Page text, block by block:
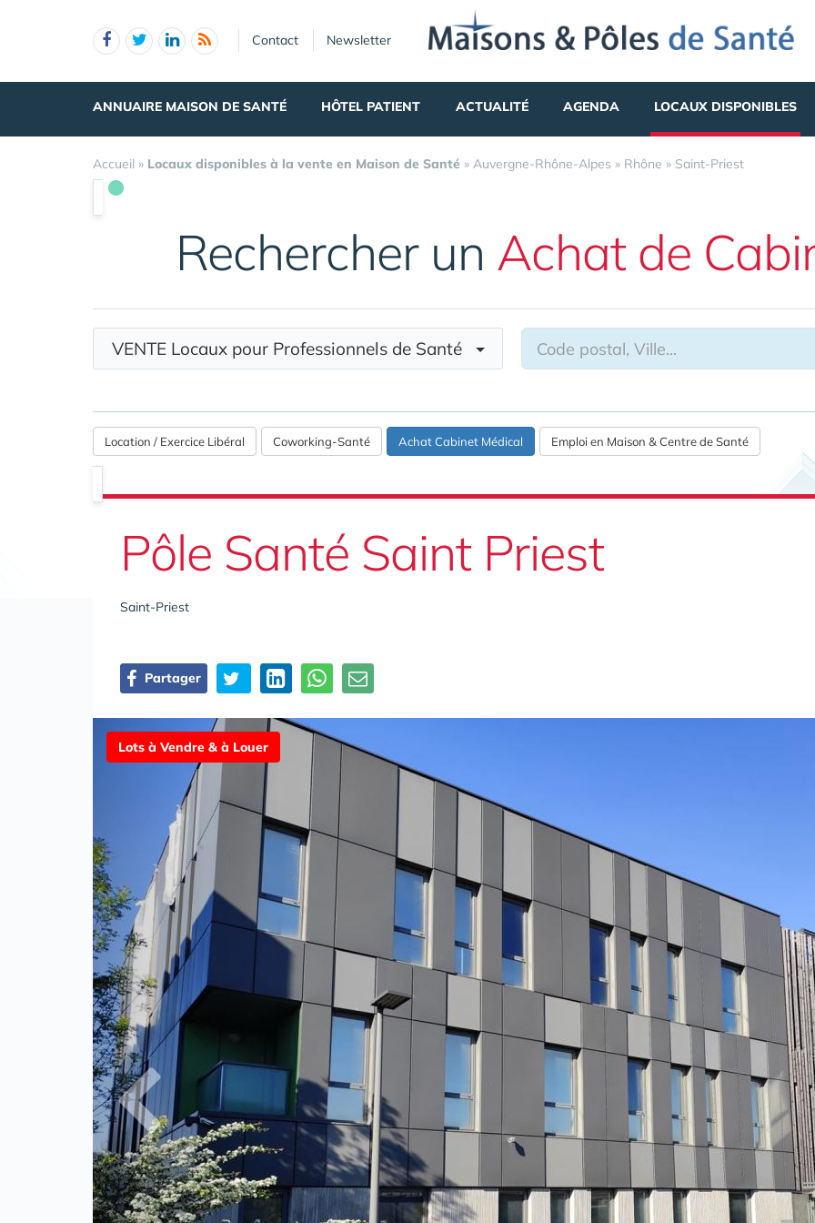
Contact Newsletter
ANNUAIRE MAISON DE SANTÉ HÔTEL PATIENT ACTUALITÉ AGENDA LOCAUX DISPONIBLES
Accueil » Locaux disponibles à la vente en Maison de Santé » Auvergne-Rhône-Alpes » Rhône » Saint-Priest
Rechercher un Achat de
VENTE Locaux pour Professionnels de Santé
Location / Exercice Libéral Coworking-Santé Achat Cabinet Médical Emploi en Maison & Centre de Santé
Pôle Santé Saint Priest
Saint-Priest
Partager
Lots à Vendre & à Louer